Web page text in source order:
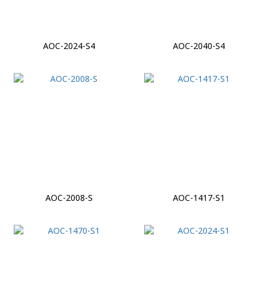
AOC-2024-S4 AOC-2040-S4
AOC-2008-S AOC-1417-S1